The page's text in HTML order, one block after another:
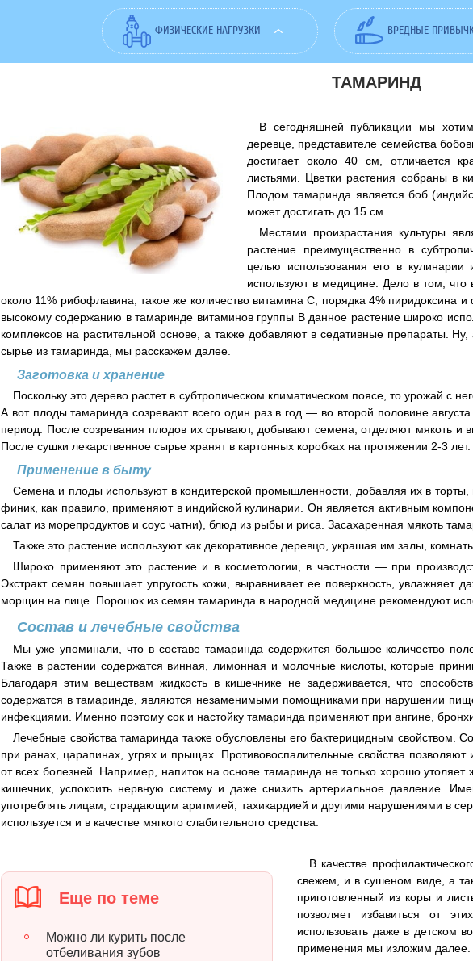
ФИЗИЧЕСКИЕ НАГРУЗКИ ВРЕДНЫЕ
ТАМАРИНД
В сегодняшней публикации мы
деревце, представителе семейства
достигает около 40 см, отличается
листьями. Цветки растения собраны в
Плодом тамаринда является боб
может достигать до 15 см.
Местами произрастания культуры
растение преимущественно в
целью использования его в
используют в медицине. Дело в том, что
около 11% рибофлавина, такое же количество витамина С, порядка 4% пиридоксина
высокому содержанию в тамаринде витаминов группы В данное растение широко
комплексов на растительной основе, а также добавляют в седативные препараты.
сырье из тамаринда, мы расскажем далее.
Заготовка и хранение
Поскольку это дерево растет в субтропическом климатическом поясе, то урожай с
А вот плоды тамаринда созревают всего один раз в год — во второй половине
период. После созревания плодов их срывают, добывают семена, отделяют мякоть и
После сушки лекарственное сырье хранят в картонных коробках на протяжении 2-3 лет.
Применение в быту
Семена и плоды используют в кондитерской промышленности, добавляя их в
финик, как правило, применяют в индийской кулинарии. Он является активным
салат из морепродуктов и соус чатни), блюд из рыбы и риса. Засахаренная мякоть
Также это растение используют как декоративное деревцо, украшая им залы,
Широко применяют это растение и в косметологии, в частности — при
Экстракт семян повышает упругость кожи, выравнивает ее поверхность, увлажняет
морщин на лице. Порошок из семян тамаринда в народной медицине рекомендуют
Состав и лечебные свойства
Мы уже упоминали, что в составе тамаринда содержится большое количество
Также в растении содержатся винная, лимонная и молочные кислоты, которые
Благодаря этим веществам жидкость в кишечнике не задерживается, что
содержатся в тамаринде, являются незаменимыми помощниками при нарушении
инфекциями. Именно поэтому сок и настойку тамаринда применяют при ангине,
Лечебные свойства тамаринда также обусловлены его бактерицидным свойством.
при ранах, царапинах, угрях и прыщах. Противовоспалительные свойства позволяют
от всех болезней. Например, напиток на основе тамаринда не только хорошо утоляет
кишечник, успокоить нервную систему и даже снизить артериальное давление.
употреблять лицам, страдающим аритмией, тахикардией и другими нарушениями в
используется и в качестве мягкого слабительного средства.
Еще по теме
Можно ли курить после
отбеливания зубов
В качестве
свежем, и в сушеном виде, а
приготовленный из коры и
позволяет избавиться от
использовать даже в детском
применения мы изложим далее.